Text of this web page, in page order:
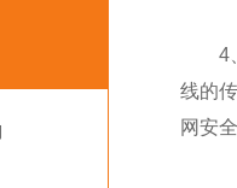
4、
线的
网安